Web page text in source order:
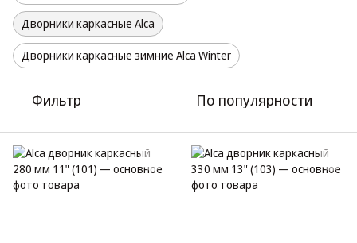
Дворники каркасные Alca
Дворники каркасные зимние Alca Winter
Фильтр По популярности